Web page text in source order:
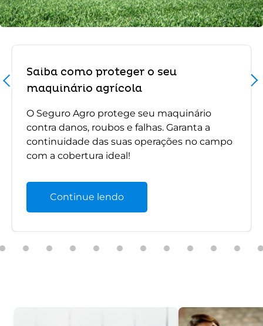
Saiba como proteger o seu
maquinário agrícola
O Seguro Agro protege seu maquinário
contra danos, roubos e falhas. Garanta a
continuidade das suas operações no campo
com a cobertura ideal!
Continue lendo